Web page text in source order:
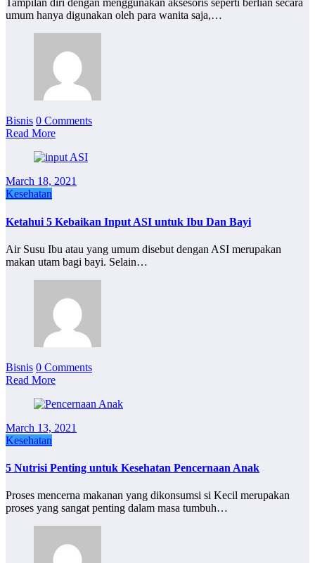
Tampilan diri dengan menggunakan aksesoris seperti berlian secara
umum hanya digunakan oleh para wanita saja,…
Bisnis 0 Comments
Read More
March 18, 2021
Kesehatan
Ketahui 5 Kebaikan Input ASI untuk Ibu Dan Bayi
Air Susu Ibu atau yang umum disebut dengan ASI merupakan
makan utam bagi bayi. Selain…
Bisnis 0 Comments
Read More
March 13, 2021
Kesehatan
5 Nutrisi Penting untuk Kesehatan Pencernaan Anak
Proses mencerna makanan yang dikonsumsi si Kecil merupakan
proses yang sangat penting dalam masa tumbuh…